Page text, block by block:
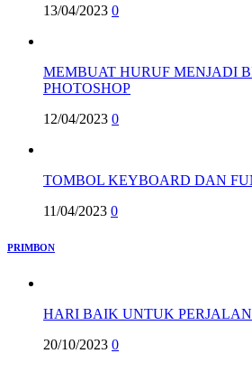
13/04/2023 0
MEMBUAT HURUF MENJADI
PHOTOSHOP
12/04/2023 0
TOMBOL KEYBOARD DAN
11/04/2023 0
PRIMBON
HARI BAIK UNTUK
20/10/2023 0